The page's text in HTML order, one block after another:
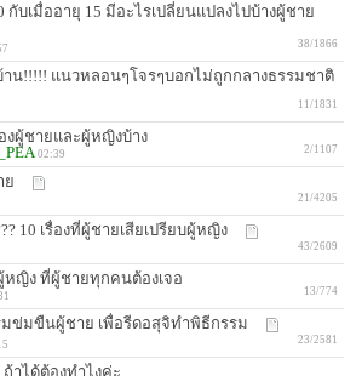
กับเมื่ออายุ 15 มีอะไรเปลี่ยนแปลงไปบ้างผู้ชาย
38/1866
น!!!!! แนวหลอนๆโจรๆบอกไม่ถูกกลางธรรมชาติ
11/1831
งผู้ชายและผู้หญิงบ้าง
02:39 2/1107
ย
21/4205
10 เรื่องที่ผู้ชายเสียเปรียบผู้หญิง
43/2609
หญิง ที่ผู้ชายทุกคนต้องเจอ
13/774
มข่มขืนผู้ชาย เพื่อรีดอสุจิทำพิธีกรรม
23/2581
าได้ต้องทำไงค่ะ